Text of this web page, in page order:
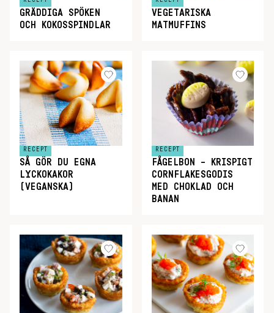
GRÄDDIGA SPÖKEN
OCH KOKOSSPINDLAR
VEGETARISKA
MATMUFFINS
RECEPT
SÅ GÖR DU EGNA
LYCKOKAKOR
(VEGANSKA)
RECEPT
FÅGELBON – KRISPIGT
CORNFLAKESGODIS
MED CHOKLAD OCH
BANAN